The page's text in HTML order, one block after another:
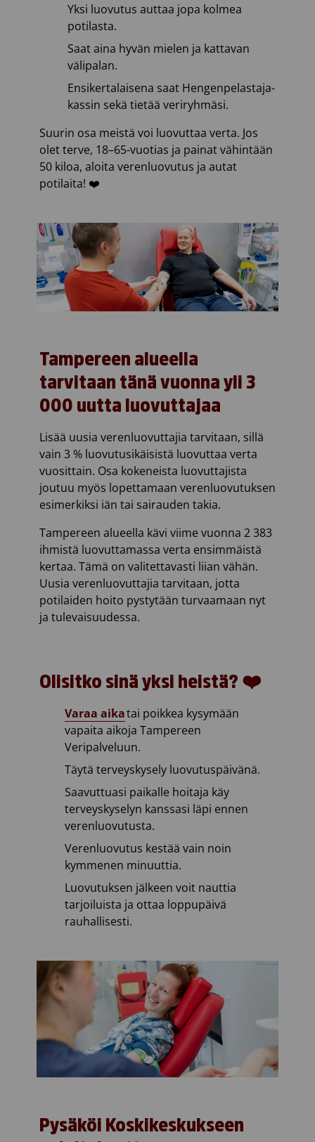
Yksi luovutus auttaa jopa kolmea
potilasta.
Saat aina hyvän mielen ja kattavan
välipalan.
Ensikertalaisena saat Hengenpelastaja-
kassin sekä tietää veriryhmäsi.
Suurin osa meistä voi luovuttaa verta. Jos
olet terve, 18–65-vuotias ja painat vähintään
50 kiloa, aloita verenluovutus ja autat
potilaita! ❤️
Tampereen alueella
tarvitaan tänä vuonna yli 3
000 uutta luovuttajaa
Lisää uusia verenluovuttajia tarvitaan, sillä
vain 3 % luovutusikäisistä luovuttaa verta
vuosittain. Osa kokeneista luovuttajista
joutuu myös lopettamaan verenluovutuksen
esimerkiksi iän tai sairauden takia.
Tampereen alueella kävi viime vuonna 2383
ihmistä luovuttamassa verta ensimmäistä
kertaa. Tämä on valitettavasti liian vähän.
Uusia verenluovuttajia tarvitaan, jotta
potilaiden hoito pystytään turvaamaan nyt
ja tulevaisuudessa.
Olisitko sinä yksi heistä? ❤️
Varaa aikatai poikkea kysymään
vapaita aikoja Tampereen
Veripalveluun.
Täytä terveyskysely luovutuspäivänä.
Saavuttuasi paikalle hoitaja käy
terveyskyselyn kanssasi läpi ennen
verenluovutusta.
Verenluovutus kestää vain noin
kymmenen minuuttia.
Luovutuksen jälkeen voit nauttia
tarjoiluista ja ottaa loppupäivä
rauhallisesti.
Pysäköi Koskikeskukseen